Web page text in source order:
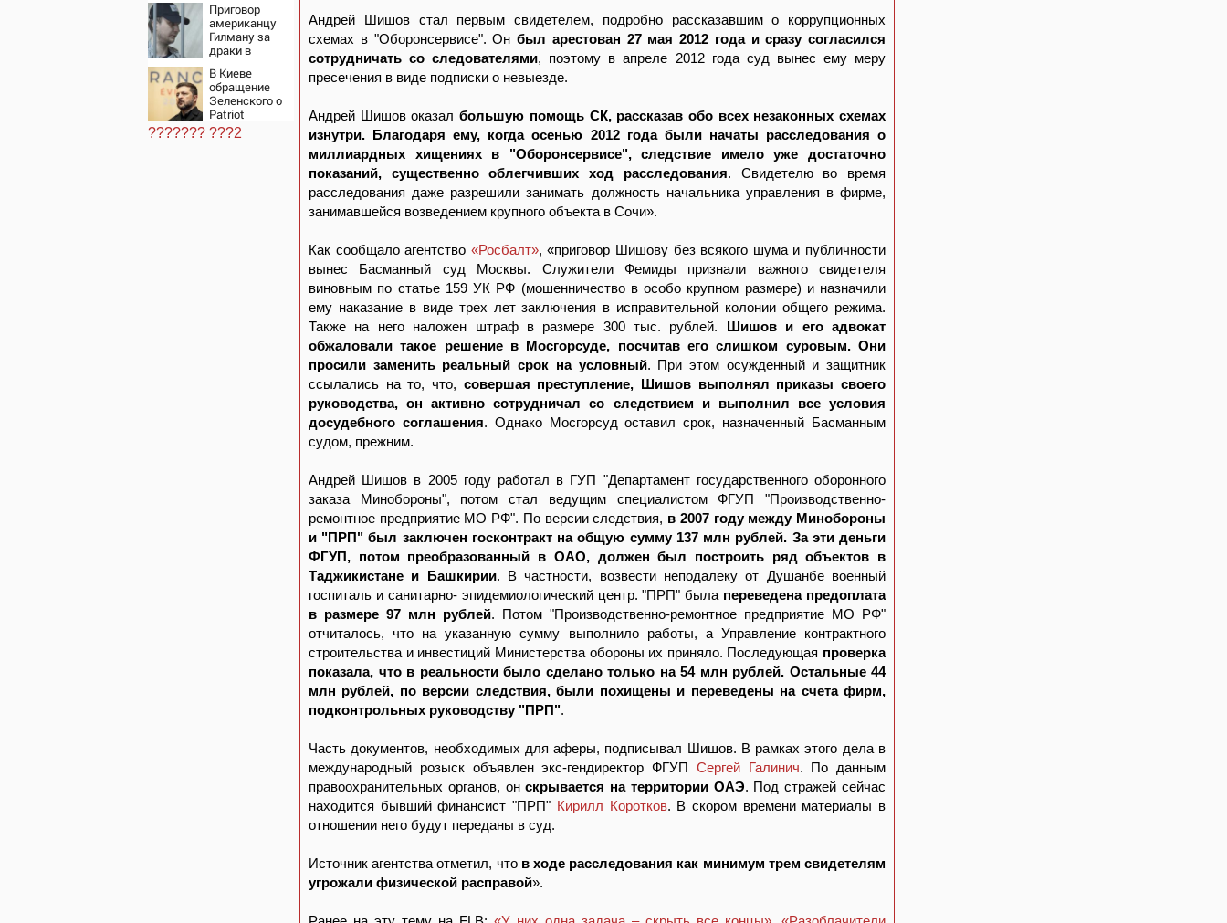
ремонтировать
самостоятельно
Приговор
американцу
Гилману за
драки в
СИЗО
потребовали
ужесточить -
Новости на
Вести.ru
В Киеве
обращение
Зеленского о
Patriot
назвали
«комедией»
??????? ???2
Андрей Шишов стал первым свидетелем, подробно рассказавшим о коррупционных
схемах в "Оборонсервисе". Он был арестован 27 мая 2012 года и сразу согласился
сотрудничать со следователями, поэтому в апреле 2012 года суд вынес ему меру
пресечения в виде подписки о невыезде.
Андрей Шишов оказалбольшую помощь СК, рассказав обо всех незаконных схемах
изнутри. Благодаря ему, когда осенью 2012 года были начаты расследования о
миллиардных хищениях в "Оборонсервисе", следствие имело уже достаточно
показаний, существенно облегчивших ход расследования. Свидетелю во время
расследования даже разрешили занимать должность начальника управления в фирме,
занимавшейся возведением крупного объекта в Сочи».
Как сообщало агентство «Росбалт», «приговор Шишову без всякого шума и публичности
вынес Басманный суд Москвы. Служители Фемиды признали важного свидетеля
виновным по статье 159 УК РФ (мошенничество в особо крупном размере) и назначили
ему наказание в виде трех лет заключения в исправительной колонии общего режима.
Также на него наложен штраф в размере 300 тыс. рублей. Шишов и его адвокат
обжаловали такое решение в Мосгорсуде, посчитав его слишком суровым. Они
просили заменить реальный срок на условный. При этом осужденный и защитник
ссылались на то, что, совершая преступление, Шишов выполнял приказы своего
руководства, он активно сотрудничал со следствием и выполнил все условия
досудебного соглашения. Однако Мосгорсуд оставил срок, назначенный Басманным
судом, прежним.
Андрей Шишов в 2005 году работал в ГУП "Департамент государственного оборонного
заказа Минобороны", потом стал ведущим специалистом ФГУП "Производственно-
ремонтное предприятие МО РФ". По версии следствия, в 2007 году между Минобороны
и "ПРП" был заключен госконтракт на общую сумму 137 млн рублей. За эти деньги
ФГУП, потом преобразованный в ОАО, должен был построить ряд объектов в
Таджикистане и Башкирии. В частности, возвести неподалеку от Душанбе военный
госпиталь и санитарно- эпидемиологический центр. "ПРП" была переведена предоплата
в размере 97 млн рублей. Потом "Производственно-ремонтное предприятие МО РФ"
отчиталось, что на указанную сумму выполнило работы, а Управление контрактного
строительства и инвестиций Министерства обороны их приняло. Последующая проверка
показала, что в реальности было сделано только на 54 млн рублей. Остальные 44
млн рублей, по версии следствия, были похищены и переведены на счета фирм,
подконтрольных руководству "ПРП".
Часть документов, необходимых для аферы, подписывал Шишов. В рамках этого дела в
международный розыск объявлен экс-гендиректор ФГУП Сергей Галинич. По данным
правоохранительных органов, онскрывается на территории ОАЭ. Под стражей сейчас
находится бывший финансист "ПРП" Кирилл Коротков. В скором времени материалы в
отношении него будут переданы в суд.
Источник агентства отметил, что в ходе расследования как минимум трем свидетелям
угрожали физической расправой».